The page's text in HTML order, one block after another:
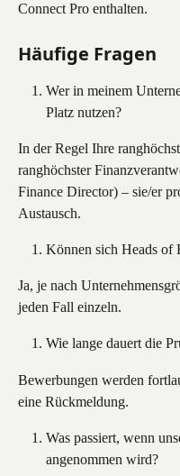
Connect Pro enthalten.
Häufige Fragen
Wer in meinem
Platz nutzen?
In der Regel Ihre
ranghöchster
Finance Director) – sie/er
Austausch.
Können sich Heads of
Ja, je nach
jeden Fall einzeln.
Wie lange dauert die
Bewerbungen werden
eine Rückmeldung.
Was passiert, wenn
angenommen wird?